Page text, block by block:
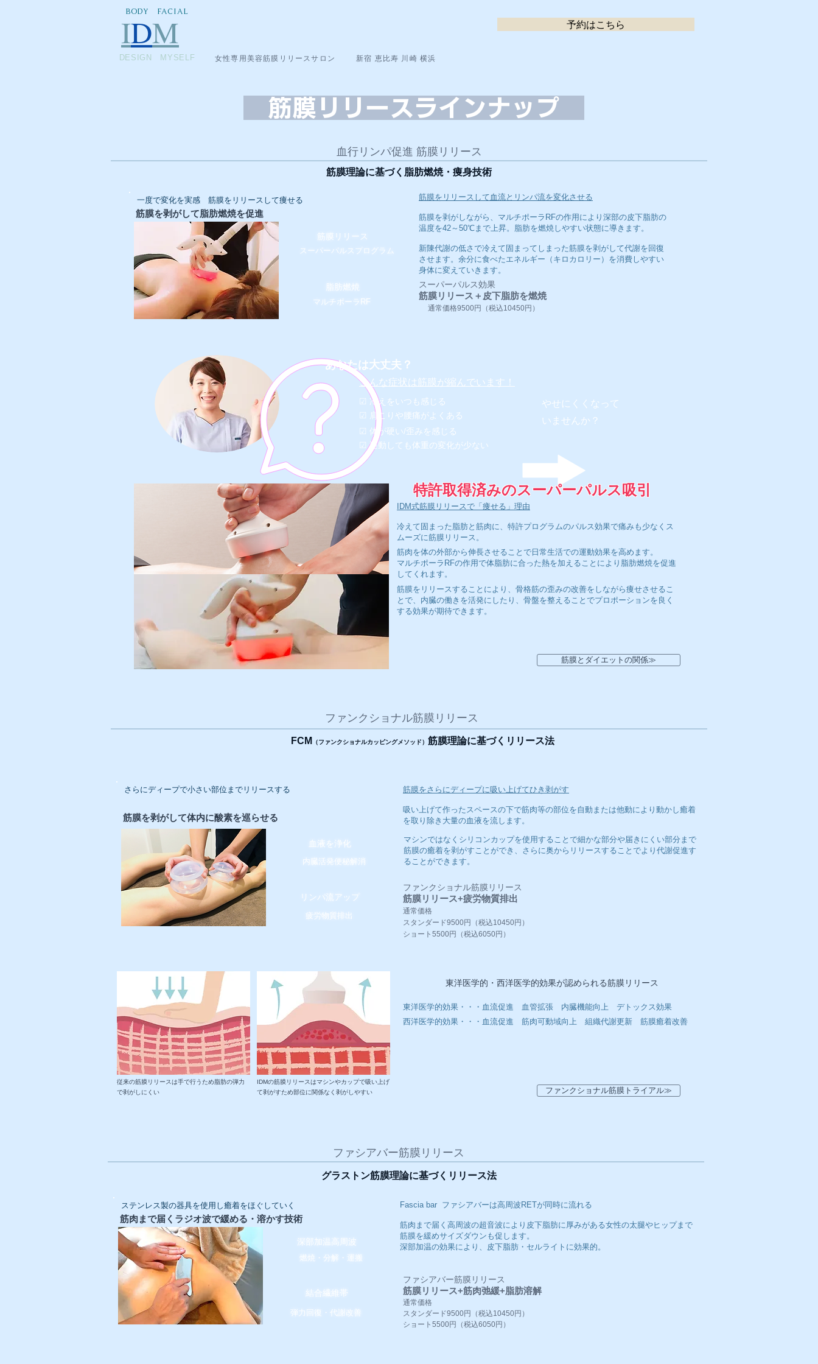
BODY FACIAL
IDM
DESIGN MYSELF 女性専用美容筋膜リリースサロン 新宿 恵比寿 川崎 横浜
予約はこちら
筋膜リリースラインナップ
血行リンパ促進 筋膜リリース
筋膜理論に基づく脂肪燃焼・痩身技術
一度で変化を実感 筋膜をリリースして痩せる
​筋膜を剥がして脂肪燃焼を促進
筋膜リリース
スーパーパルスプログラム
脂肪燃焼
マルチポーラRF
筋膜をリリースして血流とリンパ流を変化させる
筋膜を剥がしながら、マルチポーラRFの作用により深部の皮下脂肪の
温度を42～50℃まで上昇。脂肪を燃焼しやすい状態に導きます。
新陳代謝の低さで冷えて固まってしまった筋膜を剥がして代謝を回復
させます。余分に食べたエネルギー（キロカロリー）を消費しやすい
身体に変えていきます。
スーパーパルス効果
筋膜リリース＋皮下脂肪を燃焼
通常価格9500円（税込10450円）
あなたは大丈夫？
こんな症状は筋膜が縮んでいます！
☑ 冷えをいつも感じる
☑ 肩こりや腰痛がよくある
☑ 体が硬い/歪みを感じる
やせにくくなって
いませんか？
☑ 運動しても体重の変化が少ない
特許取得済みのスーパーパルス吸引
IDM式筋膜リリースで「痩せる」理由
冷えて固まった脂肪と筋肉に、特許プログラムのパルス効果で痛みも少なくス
ムーズに筋膜リリース。
筋肉を体の外部から伸長させることで日常生活での運動効果を高めます。
マルチポーラRFの作用で体脂肪に合った熱を加えることにより脂肪燃焼を促進
してくれます。
筋膜をリリースすることにより、骨格筋の歪みの改善をしながら痩せさせるこ
とで、内臓の働きを活発にしたり、骨盤を整えることでプロポーションを良く
する効果が期待できます。
筋膜とダイエットの関係≫
ファンクショナル筋膜リリース
FCM （ファンクショナルカッピングメソッド） 筋膜理論に基づくリリース法
さらにディープで小さい部位までリリースする
​筋膜を剥がして体内に酸素を巡らせる
血液を浄化
内臓活発便秘解消
リンパ流アップ
疲労物質排出
マシンではなくシリコンカップを使用することで細かな部分や届きにくい部分まで
筋膜の癒着を剥がすことができ、さらに奥からリリースすることでより代謝促進す
ることができます。
筋膜をさらにディープに吸い上げてひき剥がす
​吸い上げて作ったスペースの下で筋肉等の部位を自動または他動により動かし癒着
を取り除き大量の血液を流します。
ファンクショナル筋膜リリース
筋膜リリース+疲労物質排出
通常価格
スタンダード9500円（税込10450円）
ショート5500円（税込6050円）
東洋医学的・西洋医学的効果が認められる筋膜リリース
東洋医学的効果・・・血流促進 血管拡張 内臓機能向上 デトックス効果
西洋医学的効果・・・血流促進 筋肉可動域向上 組織代謝更新 筋膜癒着改善
従来の筋膜リリースは手で行うため脂肪の弾力
で剥がしにくい
IDMの筋膜リリースはマシンやカップで吸い上げ
て剥がすため部位に関係なく剥がしやすい
ファンクショナル筋膜トライアル≫
​ファシアバー筋膜リリース
グラストン筋膜理論に基づくリリース法
ステンレス製の器具を使用し癒着をほぐしていく
​筋肉まで届くラジオ波で緩める・溶かす技術
深部加温高周波
燃焼・分解・運搬
​結合繊維帯
弾力回復・代謝改善
Fascia bar ファシアバーは高周波RETが同時に流れる
​筋肉まで届く高周波の超音波により皮下脂肪に厚みがある女性の太腿やヒップまで
筋膜を緩めサイズダウンも促します。
​深部加温の効果により、皮下脂肪・セルライトに効果的。
ファシアバー筋膜リリース
筋膜リリース+筋肉弛緩+脂肪溶解
通常価格
スタンダード9500円（税込10450円）
ショート5500円（税込6050円）